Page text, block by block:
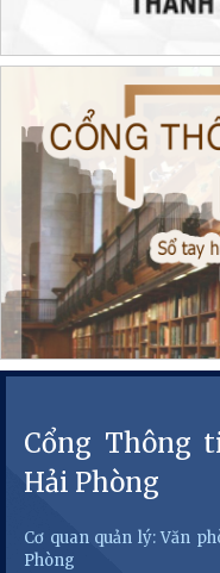
Cổng Thông
Hải Phòng
Cơ quan quản lý: Văn
Phòng